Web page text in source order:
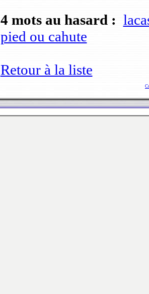
4 mots au hasard :
pied ou cahute
Retour à la liste